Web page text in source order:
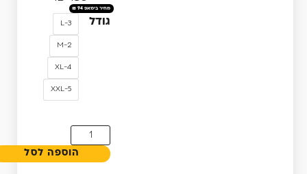
₪ 94
גודל L-3
M-2
XL-4
XXL-5
הוספה לסל